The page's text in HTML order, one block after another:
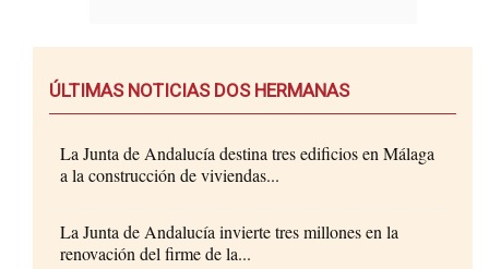
ÚLTIMAS NOTICIAS DOS HERMANAS
La Junta de Andalucía destina tres edificios en Málaga
a la construcción de viviendas...
La Junta de Andalucía invierte tres millones en la
renovación del firme de la...